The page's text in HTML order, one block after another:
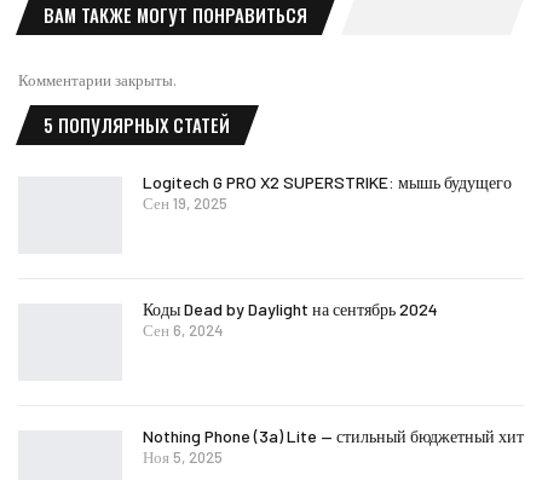
ВАМ ТАКЖЕ МОГУТ ПОНРАВИТЬСЯ
Комментарии закрыты.
5 ПОПУЛЯРНЫХ СТАТЕЙ
Logitech G PRO X2 SUPERSTRIKE: мышь будущего
Сен 19, 2025
Коды Dead by Daylight на сентябрь 2024
Сен 6, 2024
Nothing Phone (3a) Lite — стильный бюджетный хит
Ноя 5, 2025